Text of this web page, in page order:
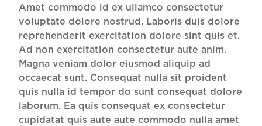
Amet commodo id ex ullamco consectetur
voluptate dolore nostrud. Laboris duis dolore
reprehenderit exercitation dolore sint quis et.
Ad non exercitation consectetur aute anim.
Magna veniam dolor eiusmod aliquip ad
occaecat sunt. Consequat nulla sit proident
quis nulla id tempor do sunt consequat dolore
laborum. Ea quis consequat ex consectetur
cupidatat quis aute aute commodo nulla amet